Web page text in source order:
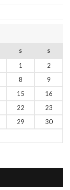
S S
1
2
8
9
15
16
22
23
29
30